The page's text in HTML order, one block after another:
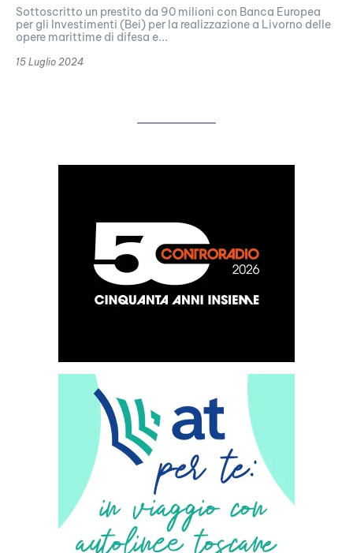
Sottoscritto un prestito da 90 milioni con Banca Europea
per gli Investimenti (Bei) per la realizzazione a Livorno delle
opere marittime di difesa e...
15 Luglio 2024